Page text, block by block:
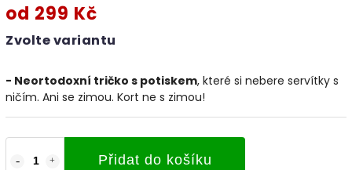
od 299 Kč
Zvolte variantu
Přidat do košíku
- Neortodoxní tričko s potiskem, které si nebere servítky s
ničím. Ani se zimou. Kort ne s zimou!